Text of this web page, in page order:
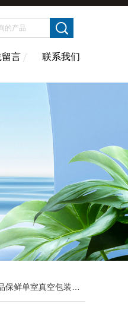
言 联系我们
单室真空包装机500型多少钱一台